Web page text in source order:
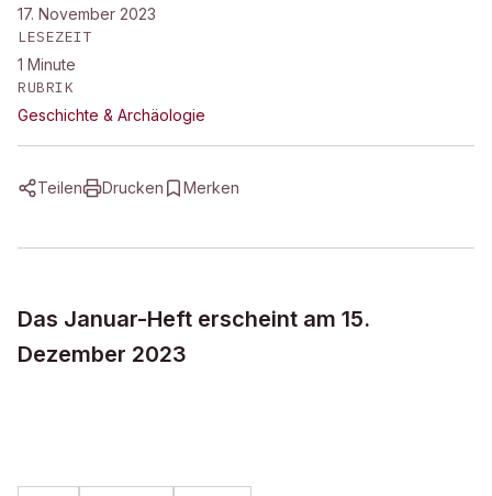
17. November 2023
LESEZEIT
1 Minute
RUBRIK
Geschichte & Archäologie
Teilen Drucken Merken
Das Januar-Heft erscheint am 15.
Dezember 2023